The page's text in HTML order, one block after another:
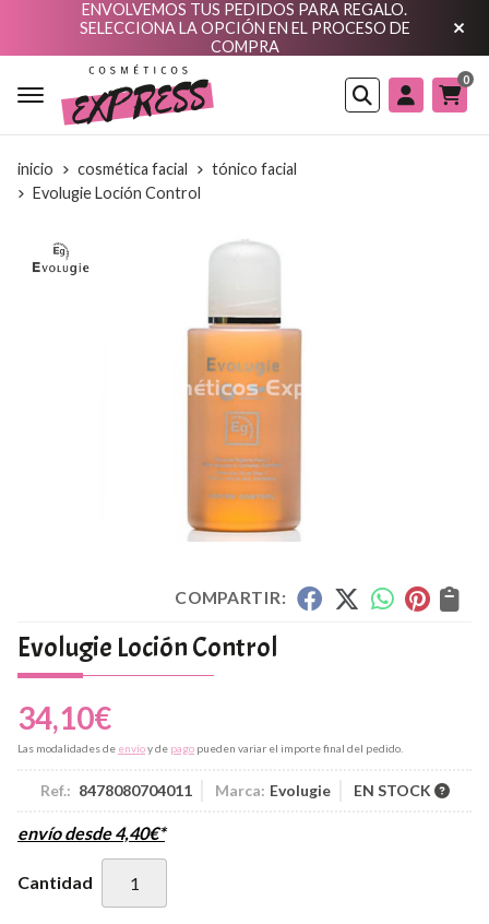
ENVOLVEMOS TUS PEDIDOS PARA REGALO.
SELECCIONA LA OPCIÓN EN EL PROCESO DE
COMPRA
Buscar
0
inicio cosmética facial
tónico facial
Evolugie Loción Control
COMPARTIR:
Evolugie Loción Control
34,10€
Las modalidades de envíoy de pago pueden variar el importe final del pedido.
Ref.: 8478080704011 Marca: Evolugie EN STOCK
envío desde4,40€*
Cantidad